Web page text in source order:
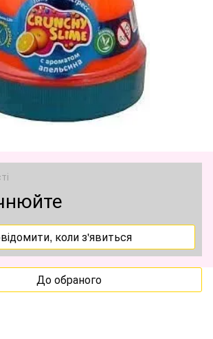
коли з'явиться
До обраного